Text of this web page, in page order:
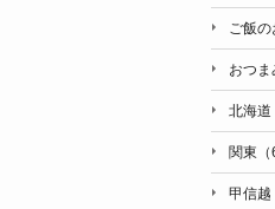
ご飯の
おつま
北海道
関東（
甲信越